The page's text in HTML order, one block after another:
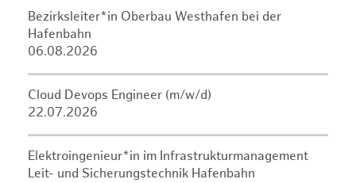
Bezirksleiter*in Oberbau Westhafen bei der
Hafenbahn
06.08.2026
Cloud Devops Engineer (m/w/d)
22.07.2026
Elektroingenieur*in im Infrastrukturmanagement
Leit- und Sicherungstechnik Hafenbahn